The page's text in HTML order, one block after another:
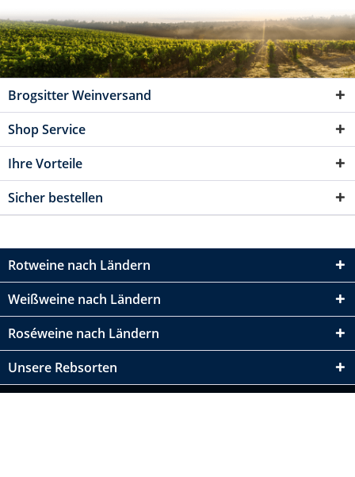
Brogsitter Weinversand
Shop Service
Ihre Vorteile
Sicher bestellen
Rotweine nach Ländern
Weißweine nach Ländern
Roséweine nach Ländern
Unsere Rebsorten